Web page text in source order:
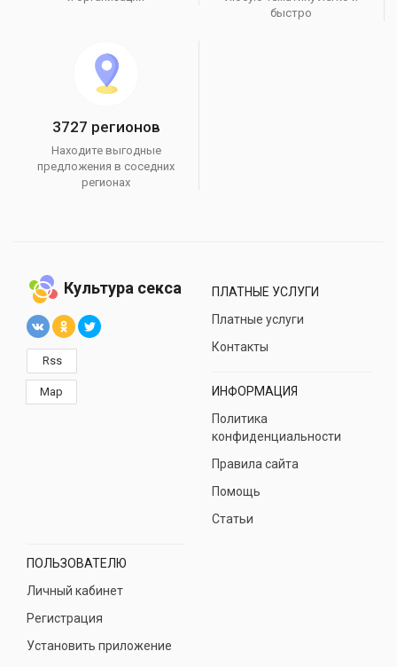
быстро
3727 регионов
Находите выгодные
предложения в соседних
регионах
Культура секса
Rss
Map
ПЛАТНЫЕ УСЛУГИ
Платные услуги
Контакты
ИНФОРМАЦИЯ
Политика
конфиденциальности
Правила сайта
Помощь
Статьи
ПОЛЬЗОВАТЕЛЮ
Личный кабинет
Регистрация
Установить приложение